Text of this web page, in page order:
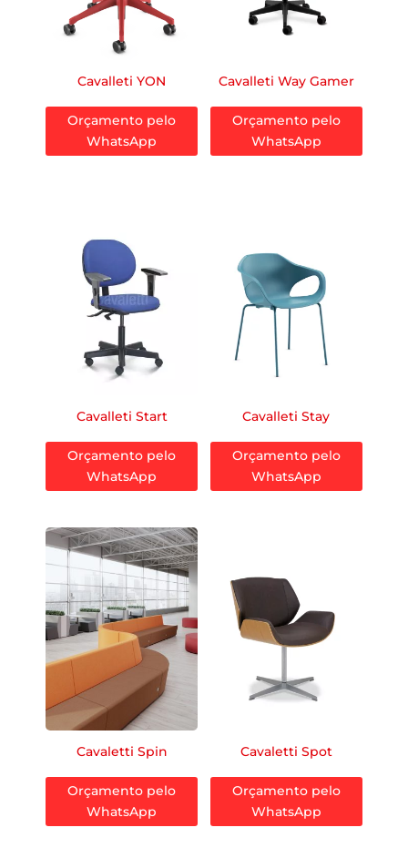
Cavalleti YON
Orçamento pelo
WhatsApp
Cavalleti Way Gamer
Orçamento pelo
WhatsApp
Cavalleti Start
Orçamento pelo
WhatsApp
Cavalleti Stay
Orçamento pelo
WhatsApp
Cavaletti Spin
Orçamento pelo
WhatsApp
Cavaletti Spot
Orçamento pelo
WhatsApp